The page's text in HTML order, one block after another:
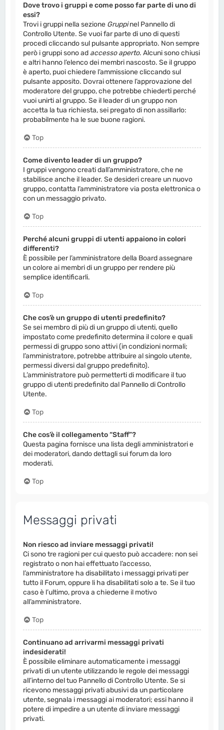
Dove trovo i gruppi e come posso far parte di uno di
essi?
Trovi i gruppi nella sezione Gruppinel Pannello di
Controllo Utente. Se vuoi far parte di uno di questi
procedi cliccando sul pulsante appropriato. Non sempre
però i gruppi sono ad accesso aperto. Alcuni sono chiusi
e altri hanno l’elenco dei membri nascosto. Se il gruppo
è aperto, puoi chiedere l’ammissione cliccando sul
pulsante apposito. Dovrai ottenere l’approvazione del
moderatore del gruppo, che potrebbe chiederti perché
vuoi unirti al gruppo. Se il leader di un gruppo non
accetta la tua richiesta, sei pregato di non assillarlo:
probabilmente ha le sue buone ragioni.
Top
Come divento leader di un gruppo?
I gruppi vengono creati dall’amministratore, che ne
stabilisce anche il leader. Se desideri creare un nuovo
gruppo, contatta l’amministratore via posta elettronica o
con un messaggio privato.
Top
Perché alcuni gruppi di utenti appaiono in colori
differenti?
È possibile per l’amministratore della Board assegnare
un colore ai membri di un gruppo per rendere più
semplice identificarli.
Top
Che cos’è un gruppo di utenti predefinito?
Se sei membro di più di un gruppo di utenti, quello
impostato come predefinito determina il colore e quali
permessi di gruppo sono attivi (in condizioni normali;
l’amministratore, potrebbe attribuire al singolo utente,
permessi diversi dal gruppo predefinito).
L’amministratore può permetterti di modificare il tuo
gruppo di utenti predefinito dal Pannello di Controllo
Utente.
Top
Che cos’è il collegamento “Staff”?
Questa pagina fornisce una lista degli amministratori e
dei moderatori, dando dettagli sui forum da loro
moderati.
Top
Messaggi privati
Non riesco ad inviare messaggi privati!
Ci sono tre ragioni per cui questo può accadere: non sei
registrato o non hai effettuato l’accesso,
l’amministratore ha disabilitato i messaggi privati per
tutto il Forum, oppure li ha disabilitati solo a te. Se il tuo
caso è l’ultimo, prova a chiederne il motivo
all’amministratore.
Top
Continuano ad arrivarmi messaggi privati
indesiderati!
È possibile eliminare automaticamente i messaggi
privati ​​di un utente utilizzando le regole dei messaggi
all’interno del tuo Pannello di Controllo Utente. Se si
ricevono messaggi privati ​​abusivi da un particolare
utente, segnala i messaggi ai moderatori; essi hanno il
potere di impedire a un utente di inviare messaggi
privati​​.